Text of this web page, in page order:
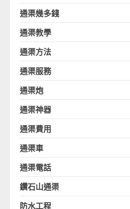
通渠幾多錢
通渠教學
通渠方法
通渠服務
通渠炮
通渠神器
通渠費用
通渠車
通渠電話
鑽石山通渠
防水工程